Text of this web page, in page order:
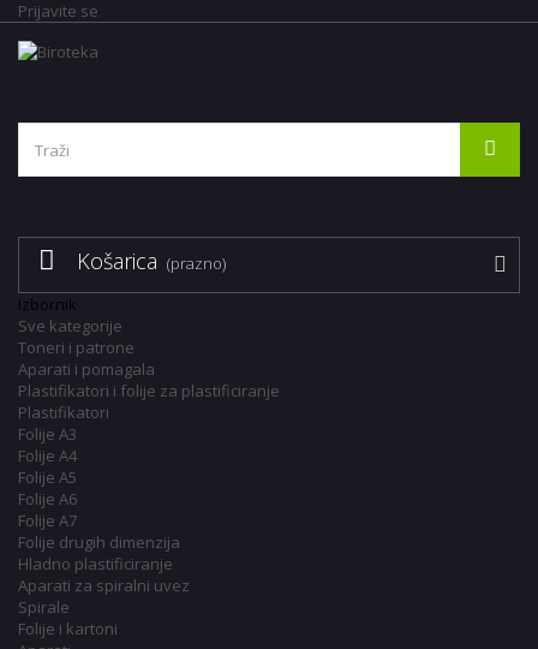
Prijavite se
Košarica (prazno)
Izbornik
Sve kategorije
Toneri i patrone
Aparati i pomagala
Plastifikatori i folije za plastificiranje
Plastifikatori
Folije A3
Folije A4
Folije A5
Folije A6
Folije A7
Folije drugih dimenzija
Hladno plastificiranje
Aparati za spiralni uvez
Spirale
Folije i kartoni